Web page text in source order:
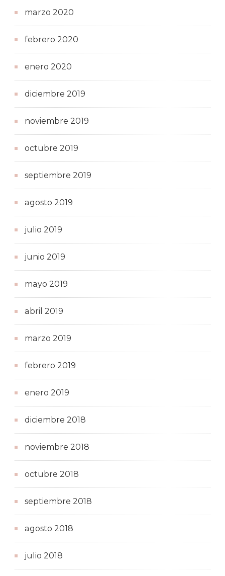
marzo 2020
febrero 2020
enero 2020
diciembre 2019
noviembre 2019
octubre 2019
septiembre 2019
agosto 2019
julio 2019
junio 2019
mayo 2019
abril 2019
marzo 2019
febrero 2019
enero 2019
diciembre 2018
noviembre 2018
octubre 2018
septiembre 2018
agosto 2018
julio 2018